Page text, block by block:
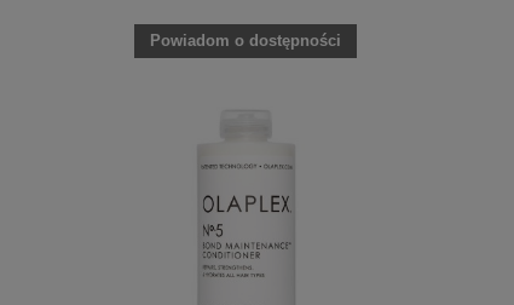
Powiadom o dostępności